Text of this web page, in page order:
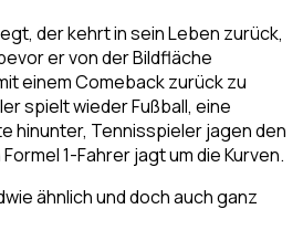
der kehrt in sein Leben zurück,
er von der Bildfläche
einem Comeback zurück zu
spielt wieder Fußball, eine
hinunter, Tennisspieler jagen den
1-Fahrer jagt um die Kurven.
ähnlich und doch auch ganz